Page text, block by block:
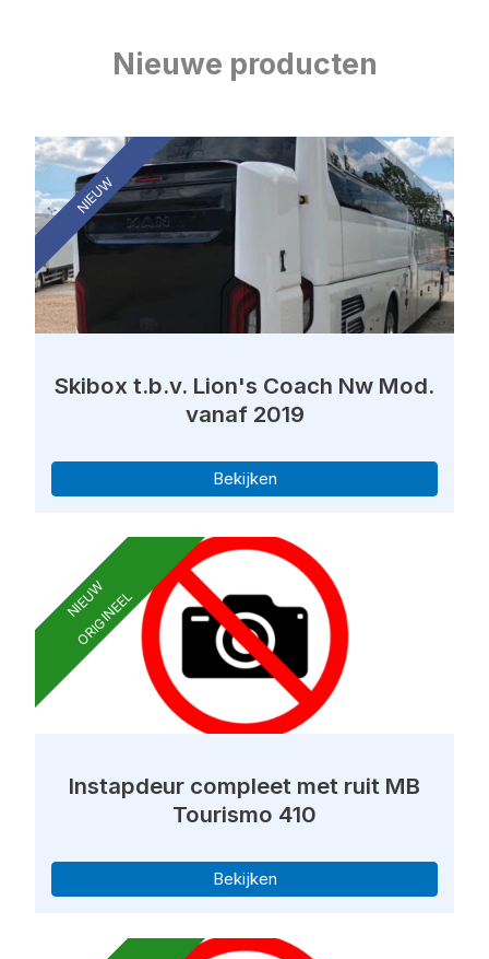
Nieuwe producten
NIEUW
Skibox t.b.v. Lion's Coach Nw Mod.
vanaf 2019
Bekijken
NIEUW
ORIGINEEL
Instapdeur compleet met ruit MB
Tourismo 410
Bekijken